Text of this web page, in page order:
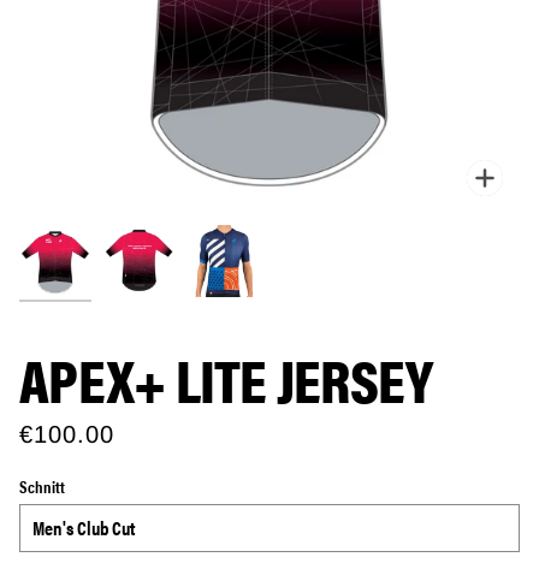
APEX+ LITE JERSEY
€100.00
Schnitt